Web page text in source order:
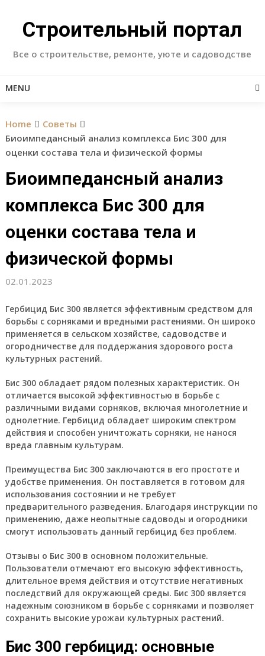
contentСтроительный портал
Все о строительстве, ремонте, уюте и садоводстве
MENU
Home
Советы
Биоимпедансный анализ комплекса Бис 300 для
оценки состава тела и физической формы
Биоимпедансный анализ
комплекса Бис 300 для
оценки состава тела и
физической формы
02.01.2023
Гербицид Бис 300 является эффективным средством для
борьбы с сорняками и вредными растениями. Он широко
применяется в сельском хозяйстве, садоводстве и
огородничестве для поддержания здорового роста
культурных растений.
Бис 300 обладает рядом полезных характеристик. Он
отличается высокой эффективностью в борьбе с
различными видами сорняков, включая многолетние и
однолетние. Гербицид обладает широким спектром
действия и способен уничтожать сорняки, не нанося
вреда главным культурам.
Преимущества Бис 300 заключаются в его простоте и
удобстве применения. Он поставляется в готовом для
использования состоянии и не требует
предварительного разведения. Благодаря инструкции по
применению, даже неопытные садоводы и огородники
смогут использовать данный гербицид без проблем.
Отзывы о Бис 300 в основном положительные.
Пользователи отмечают его высокую эффективность,
длительное время действия и отсутствие негативных
последствий для окружающей среды. Бис 300 является
надежным союзником в борьбе с сорняками и позволяет
сохранить высокие урожаи культурных растений.
Бис 300 гербицид: основные